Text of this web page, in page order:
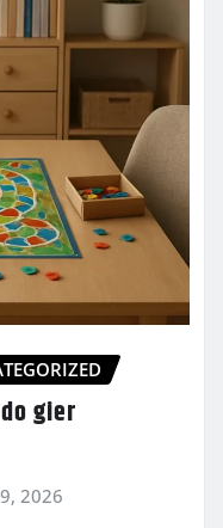
gier
2026